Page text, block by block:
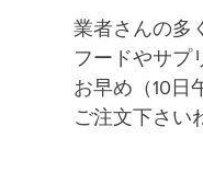
業者さんの多
フードやサプ
お早め（10日
ご注文下さい